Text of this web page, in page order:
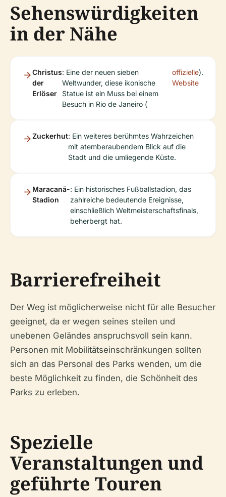
Sehenswürdigkeiten
in der Nähe
Christus
der
Erlöser
: Eine der neuen sieben
Weltwunder, diese ikonische
Statue ist ein Muss bei einem
Besuch in Rio de Janeiro (
offizielle
Website
).
Zuckerhut: Ein weiteres berühmtes Wahrzeichen
mit atemberaubendem Blick auf die
Stadt und die umliegende Küste.
Maracanã-
Stadion
: Ein historisches Fußballstadion, das
zahlreiche bedeutende Ereignisse,
einschließlich Weltmeisterschaftsfinals,
beherbergt hat.
Barrierefreiheit
Der Weg ist möglicherweise nicht für alle Besucher
geeignet, da er wegen seines steilen und
unebenen Geländes anspruchsvoll sein kann.
Personen mit Mobilitätseinschränkungen sollten
sich an das Personal des Parks wenden, um die
beste Möglichkeit zu finden, die Schönheit des
Parks zu erleben.
Spezielle
Veranstaltungen und
geführte Touren